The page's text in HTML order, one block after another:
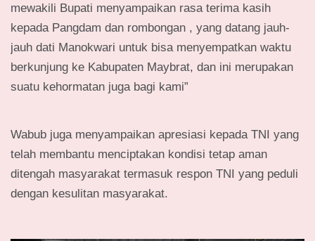
mewakili Bupati menyampaikan rasa terima kasih
kepada Pangdam dan rombongan , yang datang jauh-
jauh dati Manokwari untuk bisa menyempatkan waktu
berkunjung ke Kabupaten Maybrat, dan ini merupakan
suatu kehormatan juga bagi kami”
Wabub juga menyampaikan apresiasi kepada TNI yang
telah membantu menciptakan kondisi tetap aman
ditengah masyarakat termasuk respon TNI yang peduli
dengan kesulitan masyarakat.